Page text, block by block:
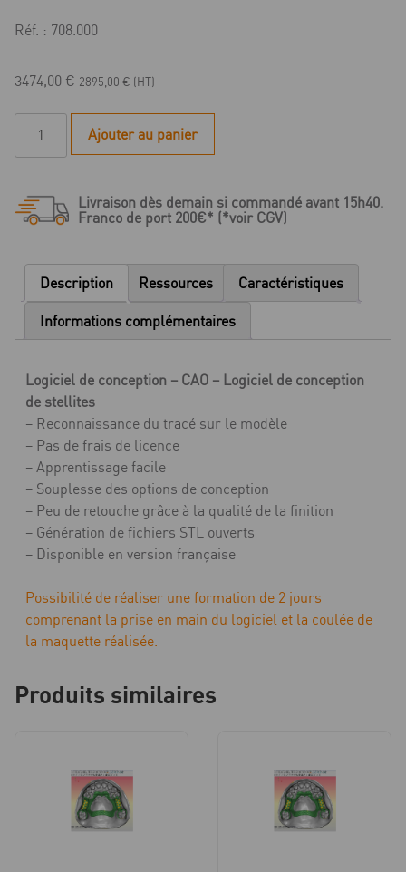
Réf. : 708.000
3474,00 € 2895,00 € (HT)
CAD
Dongle
USB
(bleu)
Ajouter au panier
Livraison dès demain si commandé avant 15h40.
Franco de port 200€* (*voir CGV)
Description Ressources Caractéristiques
Informations complémentaires
Logiciel de conception – CAO – Logiciel de conception
de stellites
– Reconnaissance du tracé sur le modèle
– Pas de frais de licence
– Apprentissage facile
– Souplesse des options de conception
– Peu de retouche grâce à la qualité de la finition
– Génération de fichiers STL ouverts
– Disponible en version française
Possibilité de réaliser une formation de 2 jours
comprenant la prise en main du logiciel et la coulée de
la maquette réalisée.
Produits similaires